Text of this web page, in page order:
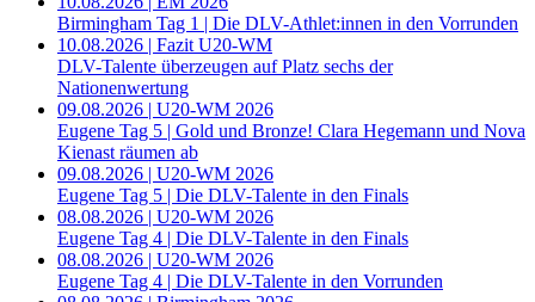
Birmingham Tag 1 | Die DLV-Athlet:innen in den Vorrunden
10.08.2026 | Fazit U20-WM
DLV-Talente überzeugen auf Platz sechs der
Nationenwertung
09.08.2026 | U20-WM 2026
Eugene Tag 5 | Gold und Bronze! Clara Hegemann und Nova
Kienast räumen ab
09.08.2026 | U20-WM 2026
Eugene Tag 5 | Die DLV-Talente in den Finals
08.08.2026 | U20-WM 2026
Eugene Tag 4 | Die DLV-Talente in den Finals
08.08.2026 | U20-WM 2026
Eugene Tag 4 | Die DLV-Talente in den Vorrunden